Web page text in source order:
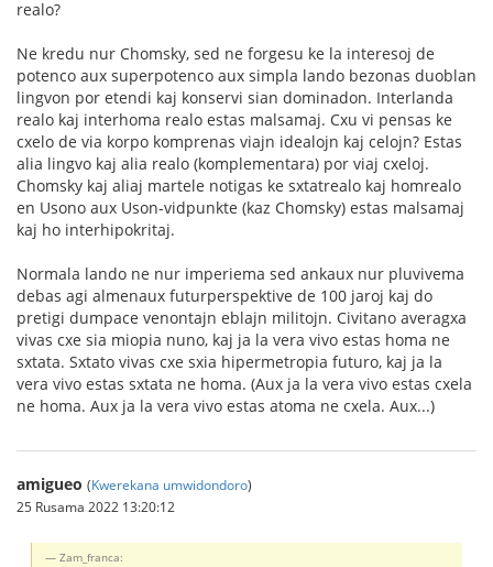
realo?
Ne kredu nur Chomsky, sed ne forgesu ke la interesoj de
potenco aux superpotenco aux simpla lando bezonas duoblan
lingvon por etendi kaj konservi sian dominadon. Interlanda
realo kaj interhoma realo estas malsamaj. Cxu vi pensas ke
cxelo de via korpo komprenas viajn idealojn kaj celojn? Estas
alia lingvo kaj alia realo (komplementara) por viaj cxeloj.
Chomsky kaj aliaj martele notigas ke sxtatrealo kaj homrealo
en Usono aux Uson-vidpunkte (kaz Chomsky) estas malsamaj
kaj ho interhipokritaj.
Normala lando ne nur imperiema sed ankaux nur pluvivema
debas agi almenaux futurperspektive de 100 jaroj kaj do
pretigi dumpace venontajn eblajn militojn. Civitano averagxa
vivas cxe sia miopia nuno, kaj ja la vera vivo estas homa ne
sxtata. Sxtato vivas cxe sxia hipermetropia futuro, kaj ja la
vera vivo estas sxtata ne homa. (Aux ja la vera vivo estas cxela
ne homa. Aux ja la vera vivo estas atoma ne cxela. Aux...)
amigueo (Kwerekana umwidondoro)
25 Rusama 2022 13:20:12
Zam_franca: